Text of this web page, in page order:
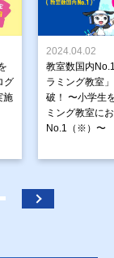
グ
施
2024.04.02
教室数国内
ラミング教室
破！ 〜小学生
ミング教室に
No.1（※）〜